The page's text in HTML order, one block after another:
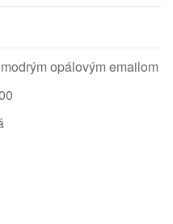
opálovým emailom